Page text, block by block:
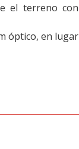
el terreno con
óptico, en lugar